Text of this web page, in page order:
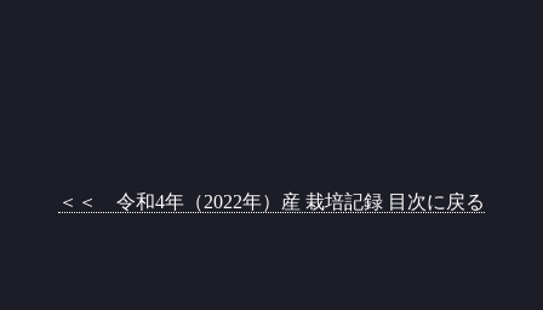
＜＜ 令和4年（2022年）産 栽培記録 目次に戻る